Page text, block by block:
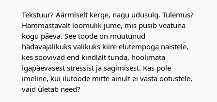
Tekstuur? Äärmiselt kerge, nagu udusulg. Tulemus?
Hämmastavalt loomulik jume, mis püsib veatuna
kogu päeva. See toode on muutunud
hädavajalikuks valikuks kiire elutempoga naistele,
kes soovivad end kindlalt tunda, hoolimata
igapäevasest stressist ja sagimisest. Kas pole
imeline, kui ilutoode mitte ainult ei vasta ootustele,
vaid ületab need?